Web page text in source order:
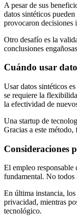
A pesar de sus
datos sintéticos
provocaron decisiones
Otro desafío es la
conclusiones
Cuándo usar
Usar datos sintéticos
se requiere la
la efectividad de
Una startup de
Gracias a este
Consideraciones
El empleo responsable
fundamental. No todos
En última instancia,
privacidad, mientras
tecnológico.